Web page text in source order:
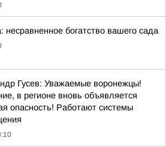
несравненное богатство вашего сада
Гусев: Уважаемые воронежцы!
в регионе вновь объявляется
опасность! Работают системы